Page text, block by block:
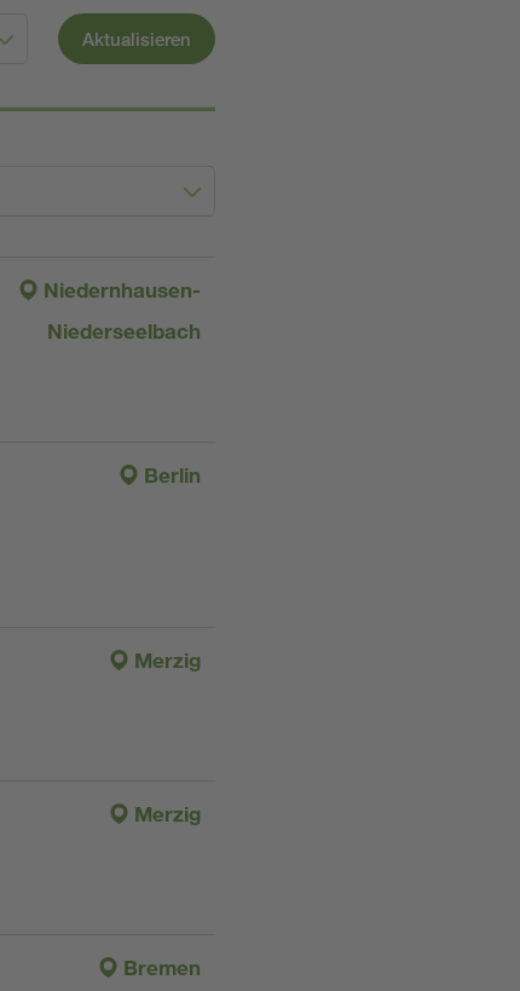
Aktualisieren
Niedernhausen-
Niederseelbach
Berlin
Merzig
Merzig
Bremen